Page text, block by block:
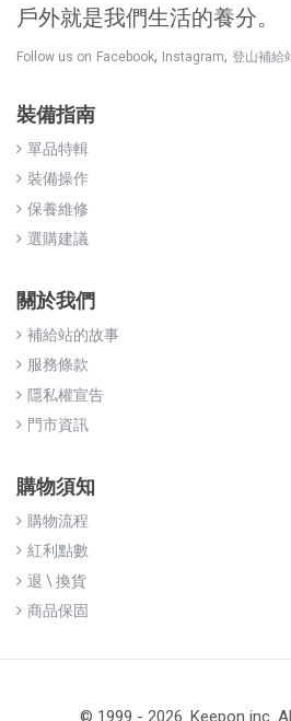
戶外就是我們生活的養分。
Follow us on Facebook, Instagram, 登山補給
裝備指南
單品特輯
裝備操作
保養維修
選購建議
關於我們
補給站的故事
服務條款
隱私權宣告
門市資訊
購物須知
購物流程
紅利點數
退 \ 換貨
商品保固
© 1999 - 2026. Keepon inc.